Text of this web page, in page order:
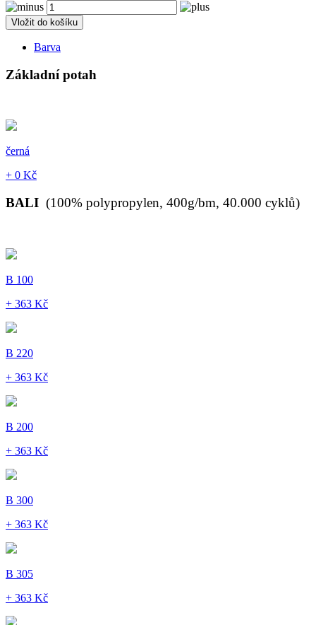
Vložit do košíku
Barva
Základní potah
černá
+ 0 Kč
BALI (100% polypropylen, 400g/bm, 40.000 cyklů)
B 100
+ 363 Kč
B 220
+ 363 Kč
B 200
+ 363 Kč
B 300
+ 363 Kč
B 305
+ 363 Kč